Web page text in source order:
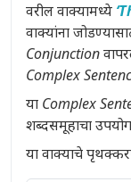
वरील वाक्यामध्ये
वाक्यांना
Conjunction
Complex
या Complex
शब्दसमूहाचा उपयोग
या वाक्याचे